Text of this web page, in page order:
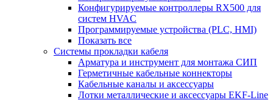
Конфигурируемые контроллеры RX500 для
систем HVAC
Программируемые устройства (PLC, HMI)
Показать все
Системы прокладки кабеля
Арматура и инструмент для монтажа СИП
Герметичные кабельные коннекторы
Кабельные каналы и аксессуары
Лотки металлические и аксессуары EKF-Line